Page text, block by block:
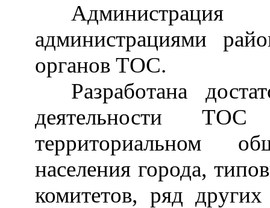
администрациями
органов ТОС.
Разработана
деятельности
территориальном
населения города,
комитетов, ряд